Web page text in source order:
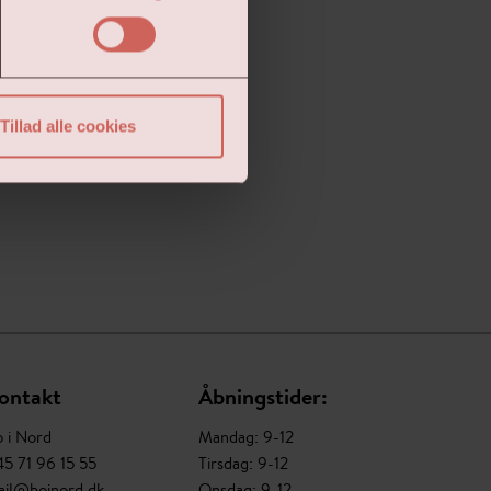
Tillad alle cookies
i Nord
71 96 15 55
Åbningstider:
Mandag: 9-12
Tirsdag: 9-12